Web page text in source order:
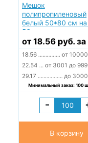
Мешок
полипропиленовый
белый 50*80 см на
50гр
от 18.56 руб.
18.56 ............... от
22.54 ... от 3001 до
29.17 ................. до
Минимальный заказ: 100
-
В корзину